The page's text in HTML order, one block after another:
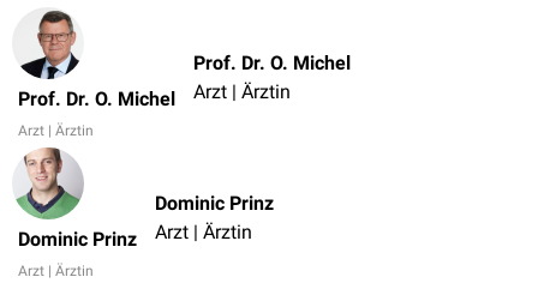
Prof. Dr. O. Michel
Arzt | Ärztin
Prof. Dr. O. Michel
Arzt | Ärztin
Dominic Prinz
Arzt | Ärztin
Dominic Prinz
Arzt | Ärztin